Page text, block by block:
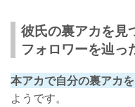
彼氏の裏アカを
フォロワーを辿っ
本アカで自分の裏アカ
ようです。